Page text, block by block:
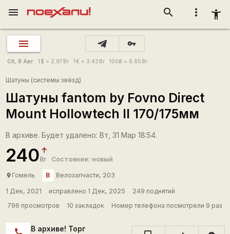
more_vert accessibility_new
search
menu
vpn_key
Сб, 8 Авг 1 $ = 2.97 Br 1€ = 3.43 Br 100₴ = 6.65 Br
Шатуны (системы звёзд)
Шатуны fantom by Fovno Direct
Mount Hollowtech II 170/175мм
В архиве. Будет удалено: Вт, 31 Мар 18:54.
240Br Состояние: новый
place Гомель В Велозапчасти, 203
1 Дек, 2021 исправлено 1 Дек, 2025
249 поднятий
796 просмотров
10 закладок Номер телефона посмотрели 9 раз
call
В архиве! Торг